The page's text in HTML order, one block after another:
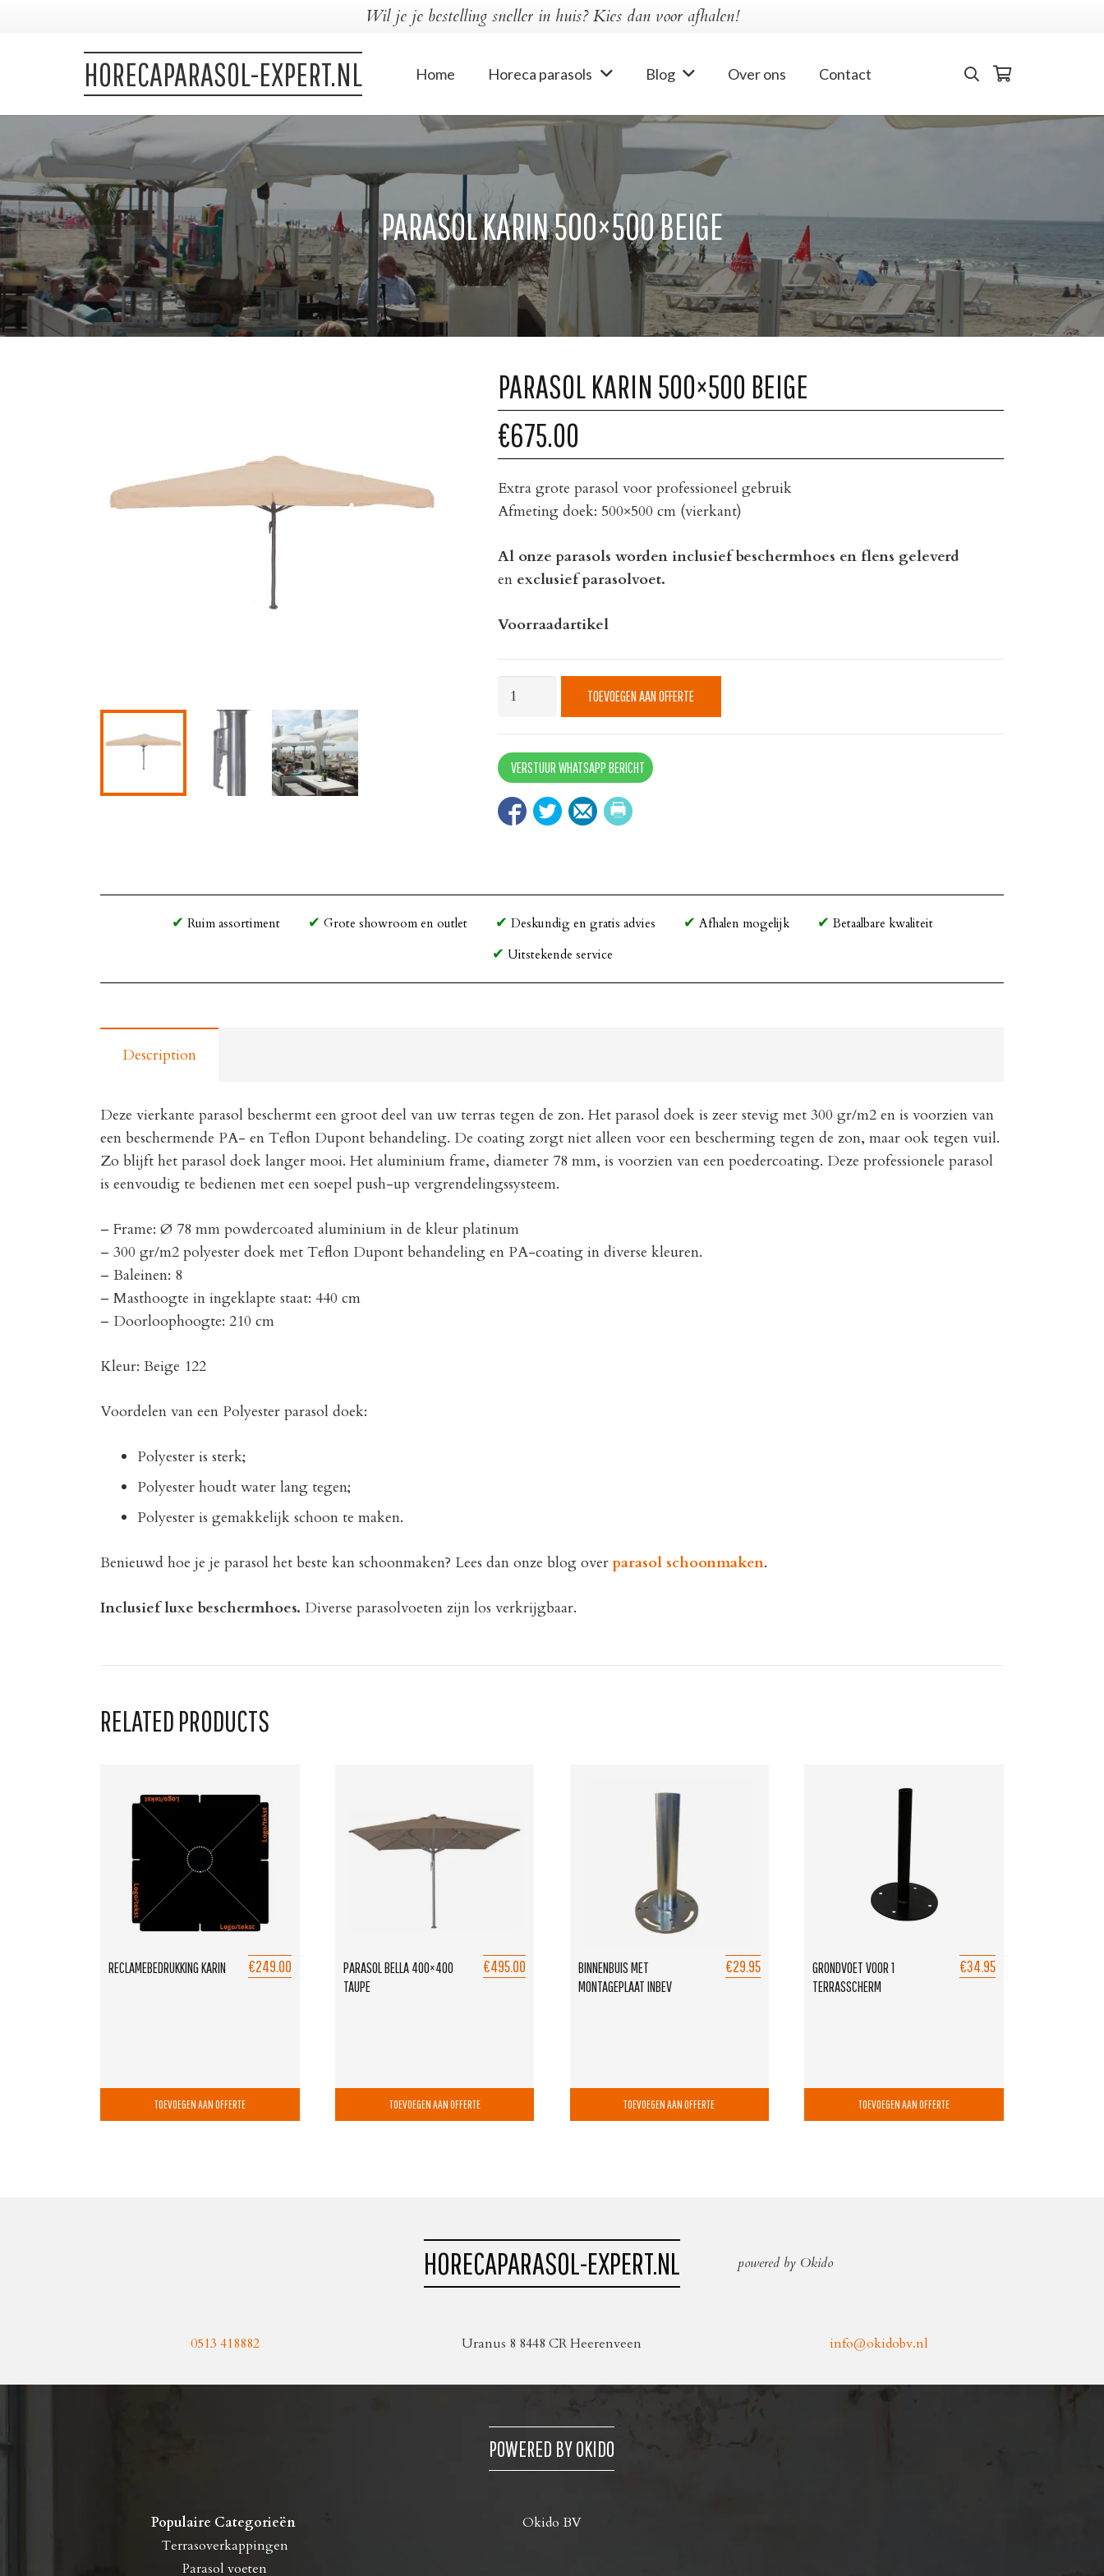
Wil je je bestelling sneller in huis? Kies dan voor afhalen!
HORECAPARASOL-EXPERT.NL Home Horeca parasols Blog Over ons Contact
PARASOL KARIN 500×500 BEIGE
PARASOL KARIN 500×500 BEIGE
€675.00
Extra grote parasol voor professioneel gebruik
Afmeting doek: 500×500 cm (vierkant)
Al onze parasols worden inclusief beschermhoes en flens geleverd
en exclusief parasolvoet.
Voorraadartikel
Parasol
500x500
beige
quantity
TOEVOEGEN AAN OFFERTE
VERSTUUR WHATSAPP BERICHT
Ruim assortiment Grote showroom en outlet Deskundig en gratis advies Afhalen mogelijk
Betaalbare kwaliteit
Uitstekende service
Description
Deze vierkante parasol beschermt een groot deel van uw terras tegen de zon. Het parasol doek is zeer stevig met 300 gr/m2 en is voorzien van
een beschermende PA- en Teflon Dupont behandeling. De coating zorgt niet alleen voor een bescherming tegen de zon, maar ook tegen vuil.
Zo blijft het parasol doek langer mooi. Het aluminium frame, diameter 78 mm, is voorzien van een poedercoating. Deze professionele parasol
is eenvoudig te bedienen met een soepel push-up vergrendelingssysteem.
– Frame: Ø 78 mm powdercoated aluminium in de kleur platinum
– 300 gr/m2 polyester doek met Teflon Dupont behandeling en PA-coating in diverse kleuren.
– Baleinen: 8
– Masthoogte in ingeklapte staat: 440 cm
– Doorloophoogte: 210 cm
Kleur: Beige 122
Voordelen van een Polyester parasol doek:
Polyester is sterk;
Polyester houdt water lang tegen;
Polyester is gemakkelijk schoon te maken.
Benieuwd hoe je je parasol het beste kan schoonmaken? Lees dan onze blog over parasol schoonmaken.
Inclusief luxe beschermhoes. Diverse parasolvoeten zijn los verkrijgbaar.
RELATED PRODUCTS
RECLAMEBEDRUKKING KARIN €249.00
TOEVOEGEN AAN OFFERTE
PARASOL BELLA 400×400
TAUPE
€495.00
TOEVOEGEN AAN OFFERTE
BINNENBUIS MET
MONTAGEPLAAT INBEV
€29.95
TOEVOEGEN AAN OFFERTE
GRONDVOET VOOR 1
TERRASSCHERM
€34.95
TOEVOEGEN AAN OFFERTE
HORECAPARASOL-EXPERT.NL powered by Okido
0513 418882 Uranus 8 8448 CR Heerenveen info@okidobv.nl
POWERED BY OKIDO
Populaire Categorieën
Terrasoverkappingen
Parasol voeten
Okido BV